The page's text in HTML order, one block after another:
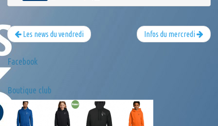
Infos du mercredi
Les news du vendredi
Facebook
Boutique club